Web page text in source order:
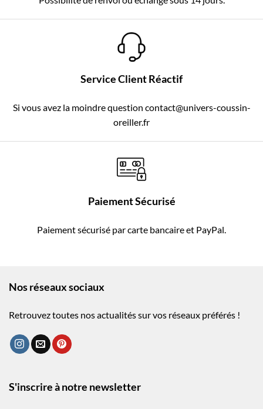
Service Client Réactif
Si vous avez la moindre question contact@univers-coussin-
oreiller.fr
Paiement Sécurisé
Paiement sécurisé par carte bancaire et PayPal.
Nos réseaux sociaux
Retrouvez toutes nos actualités sur vos réseaux préférés !
S'inscrire à notre newsletter